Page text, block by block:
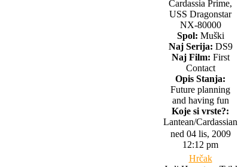
Cardassia Prime,
USS Dragonstar
NX-80000
Spol: Muški
Naj Serija: DS9
Naj Film: First
Contact
Opis Stanja:
Future planning
and having fun
Koje si vrste?:
Lantean/Cardassian
ned 04 lis, 2009
12:12 pm
Hrčak